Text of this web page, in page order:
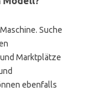
Suche
Marktplätze
ebenfalls